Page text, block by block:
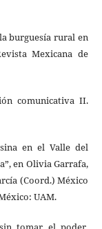
burguesía rural en
Mexicana de
comunicativa II.
en el Valle del
en Olivia Garrafa,
(Coord.) México
UAM.